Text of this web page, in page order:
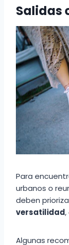
Salidas
Para
urbanos o
deben
versatilidad
Algunas